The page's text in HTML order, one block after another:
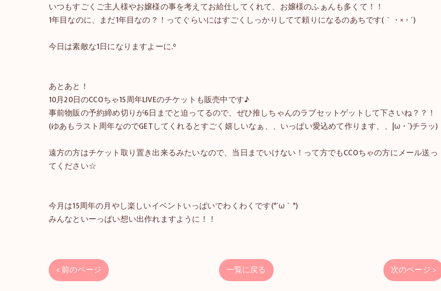
いつもすごくご主人様やお嬢様の事を考えてお給仕してくれて、お嬢様のふぁんも多くて！！
1年目なのに、まだ1年目なの？！ってぐらいにはすごくしっかりしてて頼りになるのあちです(｀・×・´)
今日は素敵な1日になりますよーに.°
あとあと！
10月20日のCCOちゃ15周年LIVEのチケットも販売中です♪
事前物販の予約締め切りが6日までと迫ってるので、ぜひ推しちゃんのラブセットゲットして下さいね？？！
(ゆあもラスト周年なのでGETしてくれるとすごく嬉しいなぁ、、いっぱい愛込めて作ります、、|ω・`)チラッ)
遠方の方はチケット取り置き出来るみたいなので、当日までいけない！って方でもCCOちゃの方にメール送っ
てください☆
今月は15周年の月やし楽しいイベントいっぱいでわくわくです(*´ω｀*)
みんなといーっぱい想い出作れますように！！
< 前のページ 一覧に戻る 次のページ >